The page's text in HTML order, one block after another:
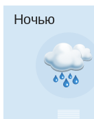
Ночью